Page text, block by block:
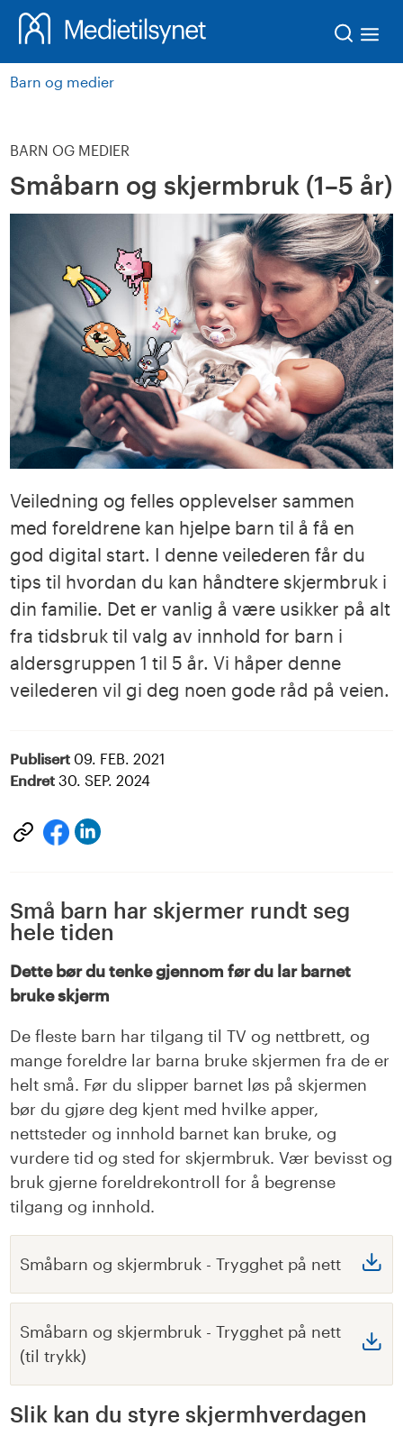
Barn og medier
BARN OG MEDIER
Småbarn og skjermbruk (1–5 år)
Veiledning og felles opplevelser sammen
med foreldrene kan hjelpe barn til å få en
god digital start. I denne veilederen får du
tips til hvordan du kan håndtere skjermbruk i
din familie. Det er vanlig å være usikker på alt
fra tidsbruk til valg av innhold for barn i
aldersgruppen 1 til 5 år. Vi håper denne
veilederen vil gi deg noen gode råd på veien.
Publisert 09. FEB. 2021
Endret 30. SEP. 2024
Del Del
Små barn har skjermer rundt seg
hele tiden
Dette bør du tenke gjennom før du lar barnet
bruke skjerm
De fleste barn har tilgang til TV og nettbrett, og
mange foreldre lar barna bruke skjermen fra de er
helt små. Før du slipper barnet løs på skjermen
bør du gjøre deg kjent med hvilke apper,
nettsteder og innhold barnet kan bruke, og
vurdere tid og sted for skjermbruk. Vær bevisst og
bruk gjerne foreldrekontroll for å begrense
tilgang og innhold.
Småbarn og skjermbruk - Trygghet på nett
Småbarn og skjermbruk - Trygghet på nett
(til trykk)
Slik kan du styre skjermhverdagen